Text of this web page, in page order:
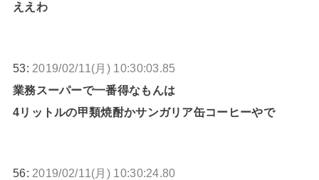
ええわ
53: 2019/02/11(月) 10:30:03.85
業務スーパーで一番得なもんは
4リットルの甲類焼酎かサンガリア缶コーヒーやで
56: 2019/02/11(月) 10:30:24.80